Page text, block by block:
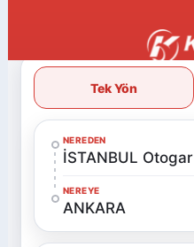
Tek Yön
NEREDEN
İSTANBUL Otogar
NEREYE
ANKARA